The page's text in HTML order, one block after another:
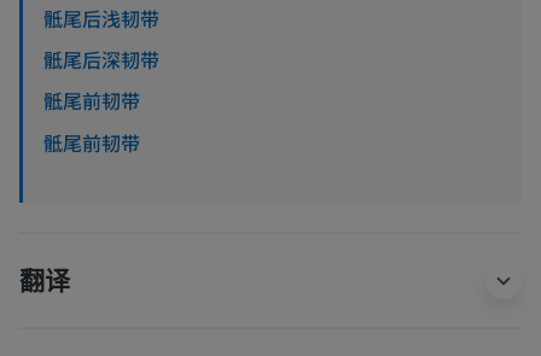
骶尾后浅韧带
骶尾后深韧带
骶尾前韧带
骶尾前韧带
翻译